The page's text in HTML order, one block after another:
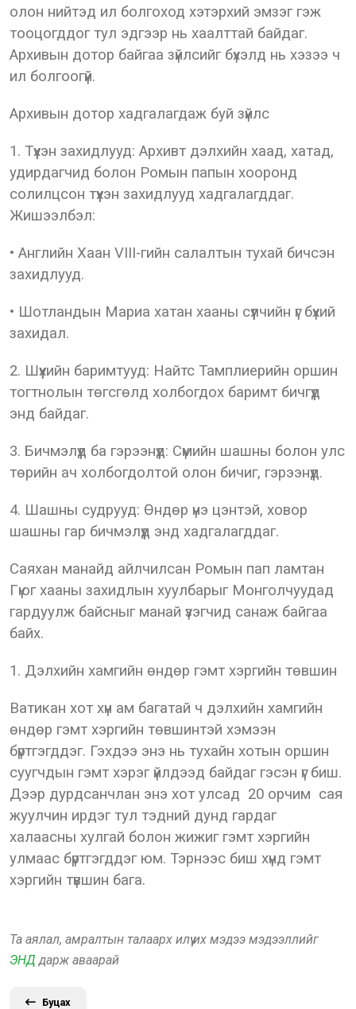
олон нийтэд ил болгоход хэтэрхий эмзэг гэж
тооцогддог тул эдгээр нь хаалттай байдаг.
Архивын дотор байгаа зүйлсийг бүхэлд нь хэзээ ч
ил болгоогүй.
Архивын дотор хадгалагдаж буй зүйлс
1. Түүхэн захидлууд: Архивт дэлхийн хаад, хатад,
удирдагчид болон Ромын папын хооронд
солилцсон түүхэн захидлууд хадгалагддаг.
Жишээлбэл:
• Английн Хаан VIII-гийн салалтын тухай бичсэн
захидлууд.
• Шотландын Мариа хатан хааны сүүлчийн үг бүхий
захидал.
2. Шүүхийн баримтууд: Найтс Тамплиерийн оршин
тогтнолын төгсгөлд холбогдох баримт бичгүүд
энд байдаг.
3. Бичмэлүүд ба гэрээнүүд: Сүмийн шашны болон улс
төрийн ач холбогдолтой олон бичиг, гэрээнүүд.
4. Шашны судрууд: Өндөр үнэ цэнтэй, ховор
шашны гар бичмэлүүд энд хадгалагддаг.
Саяхан манайд айлчилсан Ромын пап ламтан
Гүюг хааны захидлын хуулбарыг Монголчуудад
гардуулж байсныг манай үзэгчид санаж байгаа
байх.
1. Дэлхийн хамгийн өндөр гэмт хэргийн төвшин
Ватикан хот хүн ам багатай ч дэлхийн хамгийн
өндөр гэмт хэргийн төвшинтэй хэмээн
бүртгэгддэг. Гэхдээ энэ нь тухайн хотын оршин
суугчдын гэмт хэрэг үйлдээд байдаг гэсэн үг биш.
Дээр дурдсанчлан энэ хот улсад 20 орчим сая
жуулчин ирдэг тул тэдний дунд гардаг
халаасны хулгай болон жижиг гэмт хэргийн
улмаас бүртгэгддэг юм. Тэрнээс биш хүнд гэмт
хэргийн түвшин бага.
Та аялал, амралтын талаарх илүү их мэдээ мэдээллийг
ЭНД дарж аваарай
Буцах